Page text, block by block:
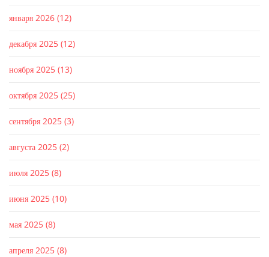
января 2026 (12)
декабря 2025 (12)
ноября 2025 (13)
октября 2025 (25)
сентября 2025 (3)
августа 2025 (2)
июля 2025 (8)
июня 2025 (10)
мая 2025 (8)
апреля 2025 (8)